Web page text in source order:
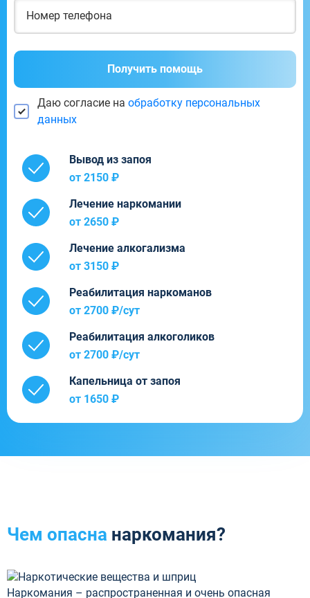
Получить помощь
Даю согласие на обработку персональных
данных
Вывод из запоя
от 2150 ₽
Лечение наркомании
от 2650 ₽
Лечение алкогализма
от 3150 ₽
Реабилитация наркоманов
от 2700 ₽/cут
Реабилитация алкоголиков
от 2700 ₽/cут
Капельница от запоя
от 1650 ₽
Чем опасна наркомания?
Наркомания – распространенная и очень опасная